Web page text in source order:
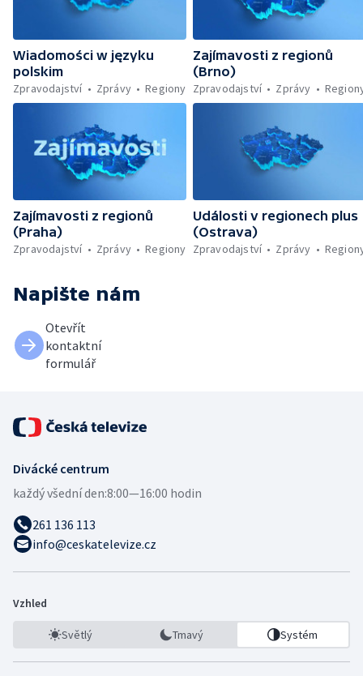
Wiadomości w języku
polskim
Zpravodajství
Zprávy Regiony
Zajímavosti z regionů
(Brno)
Zpravodajství
Zprávy
Zajímavosti z regionů
(Praha)
Zpravodajství
Zprávy Regiony
Události v regionech plus
(Ostrava)
Zpravodajství
Zprávy
Napište nám
Otevřít
kontaktní
formulář
Divácké centrum
každý všední den:8:00—16:00 hodin
261 136 113
info@ceskatelevize.cz
Vzhled
Světlý Tmavý Systém